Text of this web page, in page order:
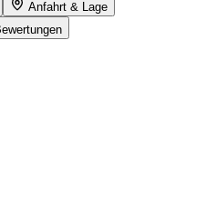
Anfahrt & Lage